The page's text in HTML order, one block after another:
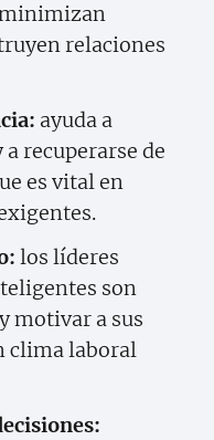
relaciones
ayuda a
recuperarse de
es vital en
los líderes
son
motivar a sus
clima laboral